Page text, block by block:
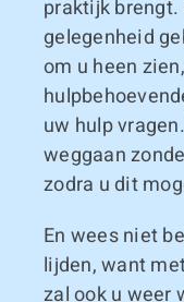
praktijk
gelegenheid
om u heen
uw hulp
weggaan
zodra u dit
En wees niet
lijden, want
zal ook u weer